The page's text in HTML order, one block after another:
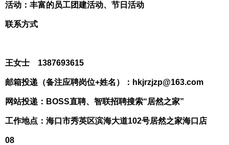
活动：丰富的员工团建活动、节日活动
联系方式
王女士 1387693615
邮箱投递（备注应聘岗位+姓名）：hkjrzjzp@163.com
网站投递：BOSS直聘、智联招聘搜索“居然之家”
工作地点：海口市秀英区滨海大道102号居然之家海口店
08